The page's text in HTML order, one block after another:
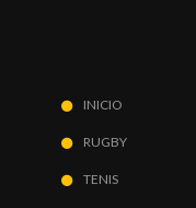
INICIO
RUGBY
TENIS